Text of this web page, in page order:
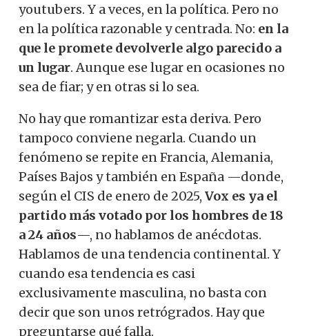
youtubers. Y a veces, en la política. Pero no
en la política razonable y centrada. No: en la
que le promete devolverle algo parecido a
un lugar. Aunque ese lugar en ocasiones no
sea de fiar; y en otras si lo sea.
No hay que romantizar esta deriva. Pero
tampoco conviene negarla. Cuando un
fenómeno se repite en Francia, Alemania,
Países Bajos y también en España —donde,
según el CIS de enero de 2025, Vox es ya el
partido más votado por los hombres de 18
a 24 años—, no hablamos de anécdotas.
Hablamos de una tendencia continental. Y
cuando esa tendencia es casi
exclusivamente masculina, no basta con
decir que son unos retrógrados. Hay que
preguntarse qué falla.